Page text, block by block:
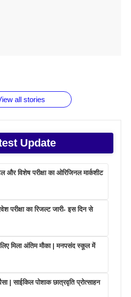
all stories
Update
और विशेष परीक्षा का ओरिजिनल मार्कशीट
परीक्षा का रिजल्ट जारी- इस दिन से
मिला अंतिम मौका | मनपसंद स्कूल में
| साईकिल पोशाक छात्रवृति प्रोत्साहन